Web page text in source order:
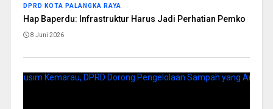
DPRD KOTA PALANGKA RAYA
Hap Baperdu: Infrastruktur Harus Jadi Perhatian Pemko
8 Juni 2026